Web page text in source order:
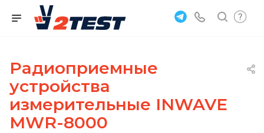
Радиоприемные
устройства
измерительные INWAVE
MWR-8000